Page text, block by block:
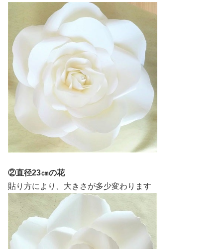
②直径23㎝の花
貼り方により、大きさが多少変わります